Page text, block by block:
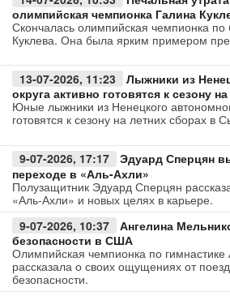
олимпийская чемпионка Галина
Скончалась олимпийская чемпионка по
Куклева. Она была ярким примером
13-07-2026, 11:23
Лыжники из
округа активно готовятся к сезону
Юные лыжники из Ненецкого
готовятся к сезону на летних сборах в
9-07-2026, 17:17
Эдуард Сперцян
переходе в «Аль-Ахли»
Полузащитник Эдуард Сперцян
«Аль-Ахли» и новых целях в карьере.
9-07-2026, 10:37
Ангелина
безопасности в США
Олимпийская чемпионка по
рассказала о своих ощущениях от
безопасности.